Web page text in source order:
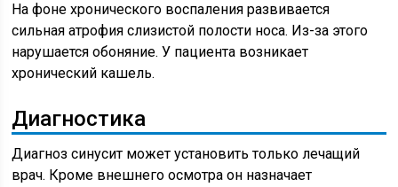
На фоне хронического воспаления развивается
сильная атрофия слизистой полости носа. Из-за этого
нарушается обоняние. У пациента возникает
хронический кашель.
Диагностика
Диагноз синусит может установить только лечащий
врач. Кроме внешнего осмотра он назначает